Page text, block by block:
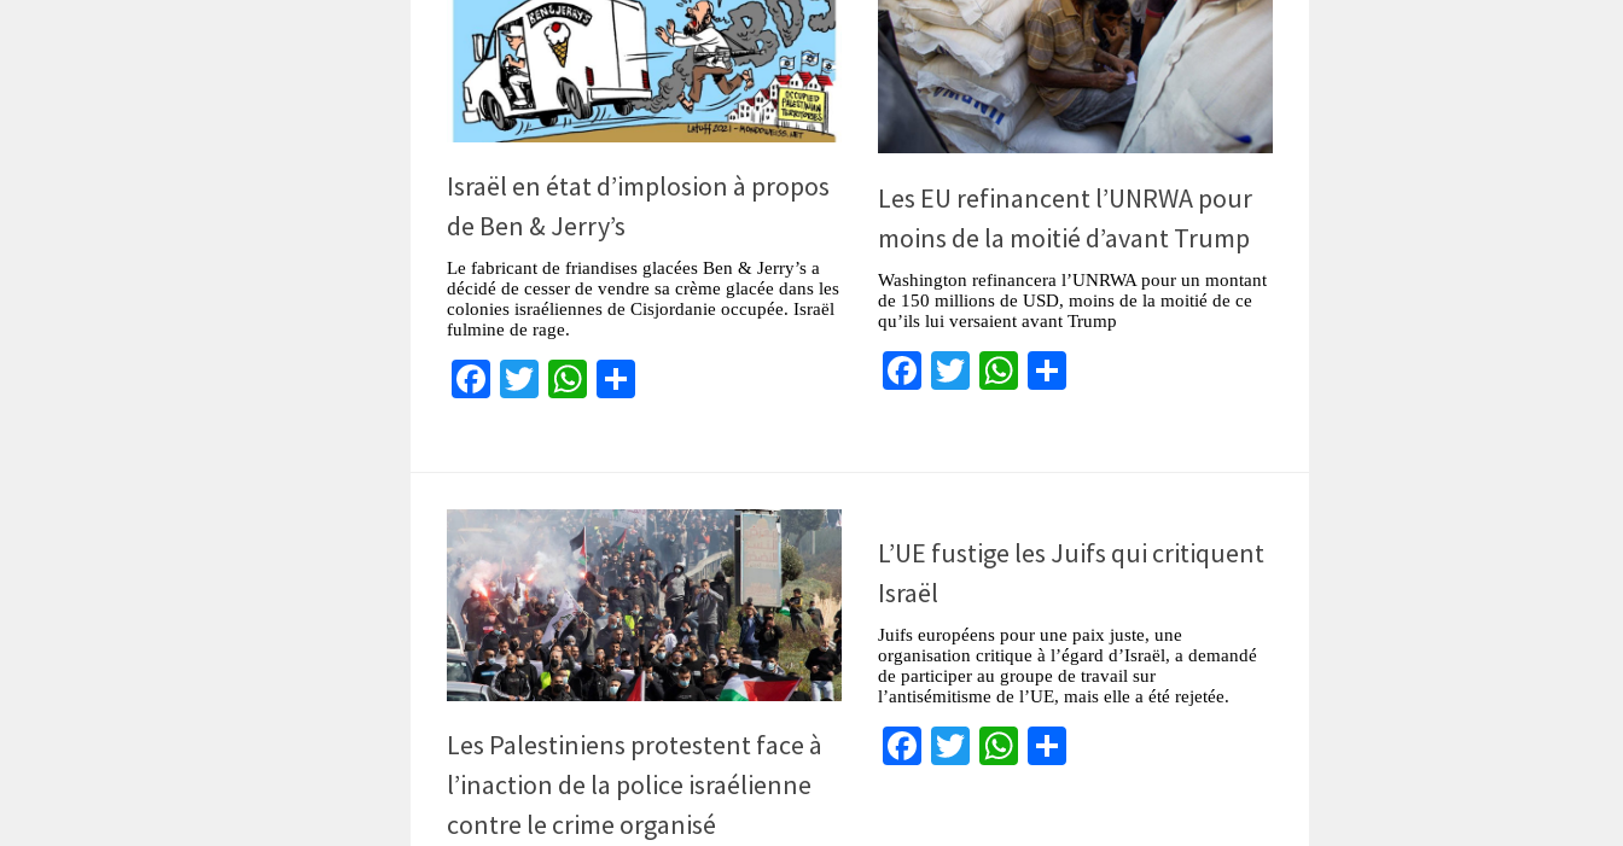
Israël en état d’implosion à propos
de Ben & Jerry’s
Le fabricant de friandises glacées Ben & Jerry’s a
décidé de cesser de vendre sa crème glacée dans les
colonies israéliennes de Cisjordanie occupée. Israël
fulmine de rage.
Facebook
TwitterWhatsApp
Les EU refinancent l’UNRWA pour
moins de la moitié d’avant Trump
Washington refinancera l’UNRWA pour un montant
de 150 millions de USD, moins de la moitié de ce
qu’ils lui versaient avant Trump
Facebook
TwitterWhatsApp
Les Palestiniens protestent face à
l’inaction de la police israélienne
contre le crime organisé
L’UE fustige les Juifs qui critiquent
Israël
Juifs européens pour une paix juste, une
organisation critique à l’égard d’Israël, a demandé
de participer au groupe de travail sur
l’antisémitisme de l’UE, mais elle a été rejetée.
Facebook
TwitterWhatsApp